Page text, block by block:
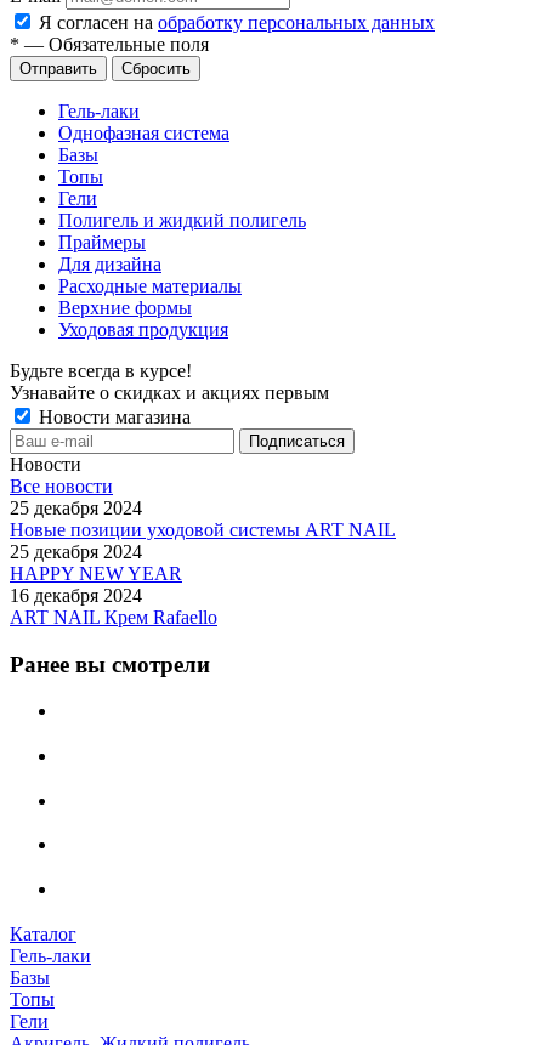
Я согласен на обработку персональных данных
* — Обязательные поля
Сбросить
Гель-лаки
Однофазная система
Базы
Топы
Гели
Полигель и жидкий полигель
Праймеры
Для дизайна
Расходные материалы
Верхние формы
Уходовая продукция
Будьте всегда в курсе!
Узнавайте о скидках и акциях первым
Новости магазина
Новости
Все новости
25 декабря 2024
Новые позиции уходовой системы ART NAIL
25 декабря 2024
HAPPY NEW YEAR
16 декабря 2024
ART NAIL Крем Rafaello
Ранее вы смотрели
Каталог
Гель-лаки
Базы
Топы
Гели